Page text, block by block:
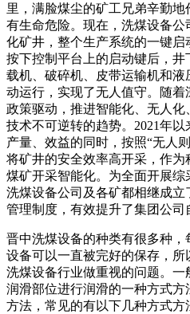
里，满脸煤尘的矿工兄弟辛勤
有生命危险。现在，洗煤设备
化矿井，整个生产系统的一键启
按下控制平台上的启动键后，
载机、破碎机、皮带运输机和
动运行，实现了无人值守。随
政策驱动，推进智能化、无人
技术不可逆转的趋势。2021年
产量、效益的同时，按照“无人
将矿井的安全效率高开采，作
煤矿开采智能化。为全面开展综
洗煤设备公司及各矿都相继成
管理制度，有效提升了集团公司
晋中洗煤设备的种类有很多种
设备可以一直被完好的保存，
洗煤设备行业做重视的问题。
润滑部位进行润滑的一种方式
方法，常见的有以下几种方式